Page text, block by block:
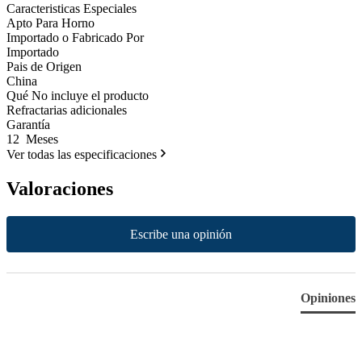
Caracteristicas Especiales
Apto Para Horno
Importado o Fabricado Por
Importado
Pais de Origen
China
Qué No incluye el producto
Refractarias adicionales
Garantía
12 Meses
Ver todas las especificaciones
Valoraciones
Escribe una opinión
Opiniones
New content loaded